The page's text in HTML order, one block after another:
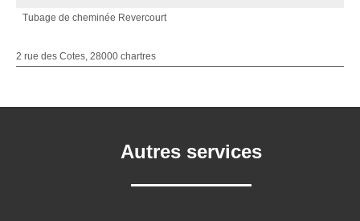
Tubage de cheminée Revercourt
2 rue des Cotes, 28000 chartres
Autres services